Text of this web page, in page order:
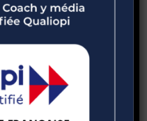
une pratique
un
ajoutée au
de l’équipe.